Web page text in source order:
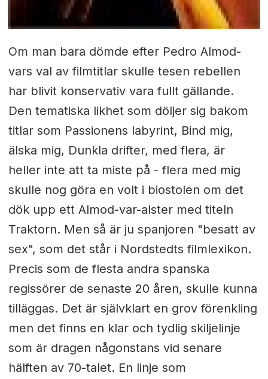
Om man bara dömde efter Pedro Almod-
vars val av filmtitlar skulle tesen rebellen
har blivit konservativ vara fullt gällande.
Den tematiska likhet som döljer sig bakom
titlar som Passionens labyrint, Bind mig,
älska mig, Dunkla drifter, med flera, är
heller inte att ta miste på - flera med mig
skulle nog göra en volt i biostolen om det
dök upp ett Almod-var-alster med titeln
Traktorn. Men så är ju spanjoren "besatt av
sex", som det står i Nordstedts filmlexikon.
Precis som de flesta andra spanska
regissörer de senaste 20 åren, skulle kunna
tilläggas. Det är självklart en grov förenkling
men det finns en klar och tydlig skiljelinje
som är dragen någonstans vid senare
hälften av 70-talet. En linje som